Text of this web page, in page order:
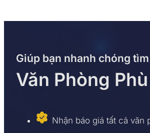
Giúp bạn nhanh chóng
Văn Phòng
Nhận báo giá tất cả văn